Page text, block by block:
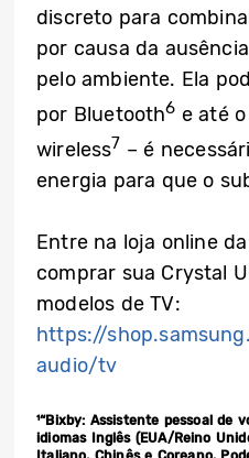
discreto para
por causa da
pelo ambiente. Ela
por Bluetooth6 e até
wireless7 – é
energia para que o
Entre na loja online
comprar sua Crystal
modelos de TV:
https://
audio/tv
¹“Bixby: Assistente pessoal de
idiomas Inglês (EUA/Reino